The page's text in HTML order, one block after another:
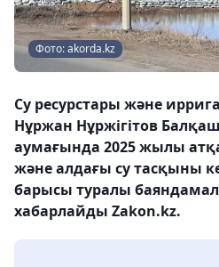
Фото: akorda.kz
Су ресурстары және
Нұржан Нұржігітов
аумағында 2025 жылы
және алдағы су тасқыны
барысы туралы
хабарлайды Zakon.kz.